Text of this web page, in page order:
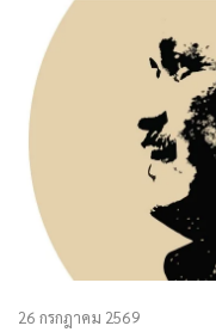
26 กรกฎาคม 2569